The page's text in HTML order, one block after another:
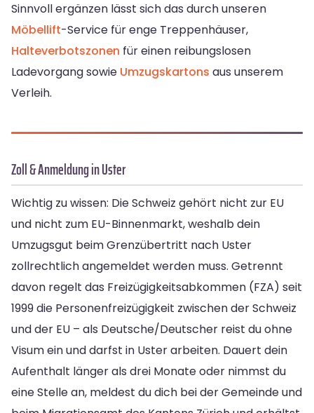
Sinnvoll ergänzen lässt sich das durch unseren
Möbellift-Service für enge Treppenhäuser,
Halteverbotszonen für einen reibungslosen
Ladevorgang sowie Umzugskartons aus unserem
Verleih.
Zoll & Anmeldung in Uster
Wichtig zu wissen: Die Schweiz gehört nicht zur EU
und nicht zum EU-Binnenmarkt, weshalb dein
Umzugsgut beim Grenzübertritt nach Uster
zollrechtlich angemeldet werden muss. Getrennt
davon regelt das Freizügigkeitsabkommen (FZA) seit
1999 die Personenfreizügigkeit zwischen der Schweiz
und der EU – als Deutsche/Deutscher reist du ohne
Visum ein und darfst in Uster arbeiten. Dauert dein
Aufenthalt länger als drei Monate oder nimmst du
eine Stelle an, meldest du dich bei der Gemeinde und